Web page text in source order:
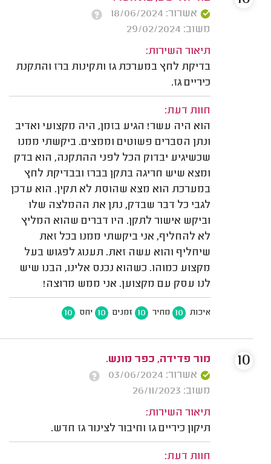
אשרור: 18/06/2024
משוב: 29/02/2024
תיאור השירות:
בדיקת לחץ במערכת גז ותקינות ברז והתקנת
כיריים גז.
חוות דעת:
הוא היה עשר! הגיע בזמן, היה מקצועי ואדיב
ונתן הסברים פשוטים וממצים. ביקשתי ממנו
שכשיגיע יבדוק הכל לפני ההתקנה, הוא בדק
ומצא שיש חריגה בתקן בברז ובבדיקת לחץ
במערכת הוא מצא שהוסת לא תקין. הוא עדכן
לגבי כל דבר שבדק, נתן את ההמלצה שלו
וביקש אישור לתקן. היו דברים שהוא המליץ
לא להחליף, אני ביקשתי ממנו בכל זאת
שיחליף והוא עשה זאת. תענוג לפגוש בעל
מקצוע כמוהו. כשהוא נכנס אלינו, הבנו שיש
לנו עסק עם מקצוען. אני ממש מרוצה!
איכות 10 מחיר 10 זמנים 10 יחס 10
מור פדידה, כפר מונש.
אשרור: 03/06/2024
משוב: 26/11/2023
תיאור השירות:
תיקון כיריים גז וחיבור לצינור גז חדש.
חוות דעת:
10